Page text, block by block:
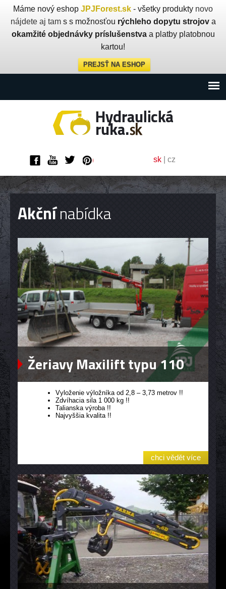
Máme nový eshop JPJForest.sk - všetky produkty novo
nájdete aj tams s možnosťou rýchleho dopytu strojova
okamžité objednávky príslušenstvaa platby platobnou
kartou!
PREJSŤ NA ESHOP
sk cz
Akčnínabídka
Žeriavy Maxilift typu 110
Vyloženie výložníka od 2,8 – 3,73 metrov !!
Zdvíhacia sila 1 000 kg !!
Talianska výroba !!
Najvyššia kvalita !!
chci vědět více